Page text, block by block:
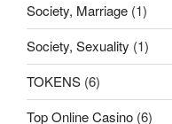
Society, Marriage (1)
Society, Sexuality (1)
TOKENS (6)
Top Online Casino (6)